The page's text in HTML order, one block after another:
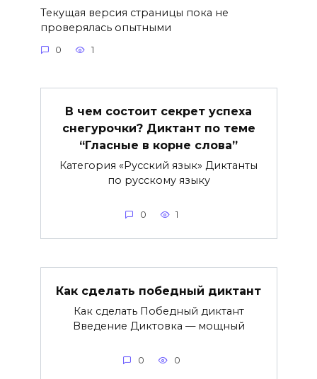
Текущая версия страницы пока не
проверялась опытными
0 1
В чем состоит секрет успеха
снегурочки? Диктант по теме
“Гласные в корне слова”
Категория «Русский язык» Диктанты
по русскому языку
0 1
Как сделать победный диктант
Как сделать Победный диктант
Введение Диктовка — мощный
0 0